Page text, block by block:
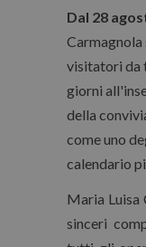
Dal 28
Carmagnola
visitatori da
giorni
della
come uno
calendario
Maria Luisa
sinceri